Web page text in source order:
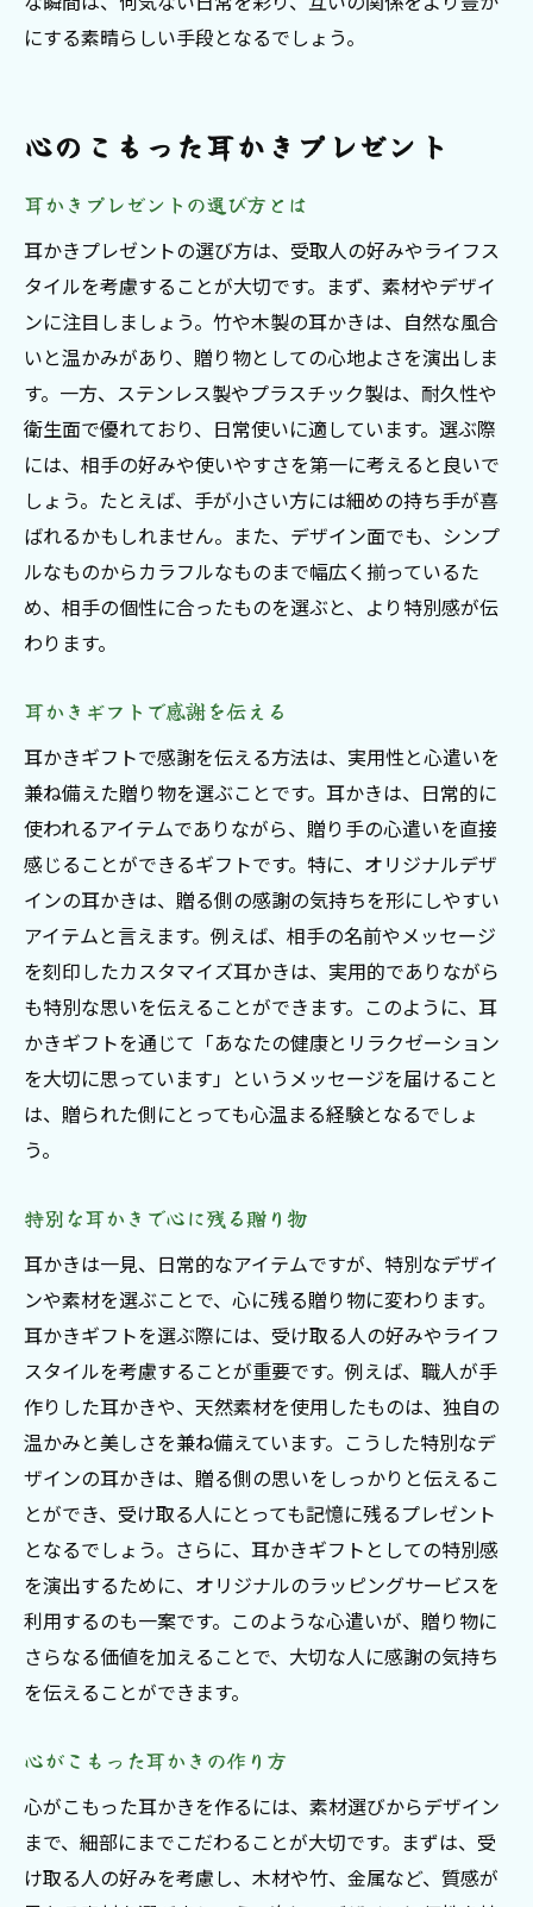
にする素晴らしい手段となるでしょう。
心のこもった耳かきプレゼント
耳かきプレゼントの選び方とは
耳かきプレゼントの選び方は、受取人の好みやライフス
タイルを考慮することが大切です。まず、素材やデザイ
ンに注目しましょう。竹や木製の耳かきは、自然な風合
いと温かみがあり、贈り物としての心地よさを演出しま
す。一方、ステンレス製やプラスチック製は、耐久性や
衛生面で優れており、日常使いに適しています。選ぶ際
には、相手の好みや使いやすさを第一に考えると良いで
しょう。たとえば、手が小さい方には細めの持ち手が喜
ばれるかもしれません。また、デザイン面でも、シンプ
ルなものからカラフルなものまで幅広く揃っているた
め、相手の個性に合ったものを選ぶと、より特別感が伝
わります。
耳かきギフトで感謝を伝える
耳かきギフトで感謝を伝える方法は、実用性と心遣いを
兼ね備えた贈り物を選ぶことです。耳かきは、日常的に
使われるアイテムでありながら、贈り手の心遣いを直接
感じることができるギフトです。特に、オリジナルデザ
インの耳かきは、贈る側の感謝の気持ちを形にしやすい
アイテムと言えます。例えば、相手の名前やメッセージ
を刻印したカスタマイズ耳かきは、実用的でありながら
も特別な思いを伝えることができます。このように、耳
かきギフトを通じて「あなたの健康とリラクゼーション
を大切に思っています」というメッセージを届けること
は、贈られた側にとっても心温まる経験となるでしょ
う。
特別な耳かきで心に残る贈り物
耳かきは一見、日常的なアイテムですが、特別なデザイ
ンや素材を選ぶことで、心に残る贈り物に変わります。
耳かきギフトを選ぶ際には、受け取る人の好みやライフ
スタイルを考慮することが重要です。例えば、職人が手
作りした耳かきや、天然素材を使用したものは、独自の
温かみと美しさを兼ね備えています。こうした特別なデ
ザインの耳かきは、贈る側の思いをしっかりと伝えるこ
とができ、受け取る人にとっても記憶に残るプレゼント
となるでしょう。さらに、耳かきギフトとしての特別感
を演出するために、オリジナルのラッピングサービスを
利用するのも一案です。このような心遣いが、贈り物に
さらなる価値を加えることで、大切な人に感謝の気持ち
を伝えることができます。
心がこもった耳かきの作り方
心がこもった耳かきを作るには、素材選びからデザイン
まで、細部にまでこだわることが大切です。まずは、受
け取る人の好みを考慮し、木材や竹、金属など、質感が